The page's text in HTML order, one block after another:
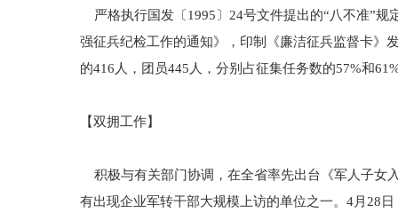
严格执行国发〔1995〕24号文件提出的“八不准”规
强征兵纪检工作的通知》，印制《廉洁征兵监督卡》
的416人，团员445人，分别占征集任务数的57%和
【双拥工作】
积极与有关部门协调，在全省率先出台《军人子女
有出现企业军转干部大规模上访的单位之一。4月28